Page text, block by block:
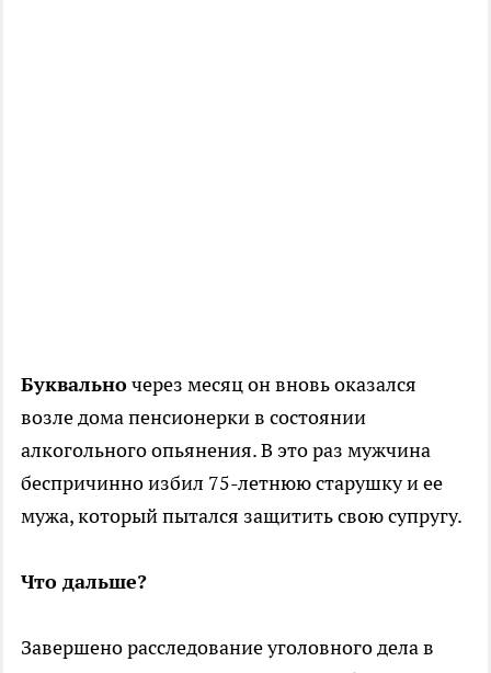
Буквальночерез месяц он вновь оказался
возле дома пенсионерки в состоянии
алкогольного опьянения. В это раз мужчина
беспричинно избил 75-летнюю старушку и ее
мужа, который пытался защитить свою супругу.
Что дальше?
Завершено расследование уголовного дела в